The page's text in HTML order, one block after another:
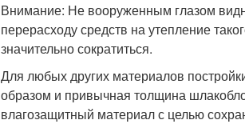
Внимание: Не вооруженным глазом
перерасходу средств на утепление
значительно сократиться.
Для любых других материалов
образом и привычная толщина
влагозащитный материал с целью